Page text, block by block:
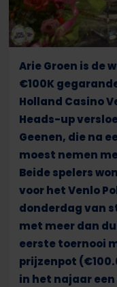
Arie Groen is de
€100K
Holland Casino
Heads-up
Geenen, die na
moest nemen
Beide spelers
voor het Venlo
donderdag van
met meer dan
eerste toernooi
prijzenpot
in het najaar